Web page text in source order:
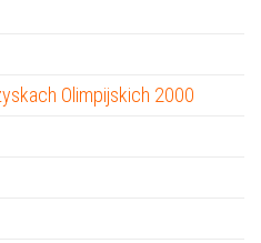
Olimpijskich 2000